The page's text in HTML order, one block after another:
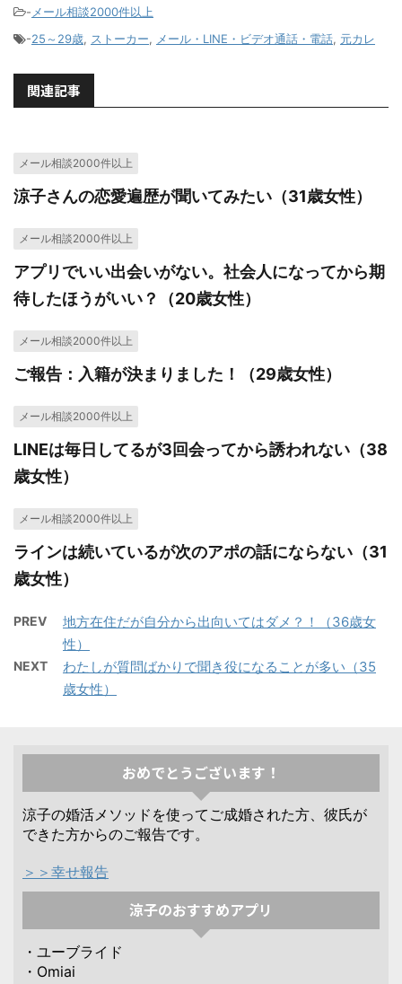
- メール相談2000件以上
-25～29歳, ストーカー, メール・LINE・ビデオ通話・電話, 元カレ
関連記事
メール相談2000件以上
涼子さんの恋愛遍歴が聞いてみたい（31歳女性）
メール相談2000件以上
アプリでいい出会いがない。社会人になってから期
待したほうがいい？（20歳女性）
メール相談2000件以上
ご報告：入籍が決まりました！（29歳女性）
メール相談2000件以上
LINEは毎日してるが3回会ってから誘われない（38
歳女性）
メール相談2000件以上
ラインは続いているが次のアポの話にならない（31
歳女性）
PREV
地方在住だが自分から出向いてはダメ？！（36歳女
性）
NEXT
わたしが質問ばかりで聞き役になることが多い（35
歳女性）
おめでとうございます！
涼子の婚活メソッドを使ってご成婚された方、彼氏が
できた方からのご報告です。
＞＞幸せ報告
涼子のおすすめアプリ
・ユーブライド
・Omiai